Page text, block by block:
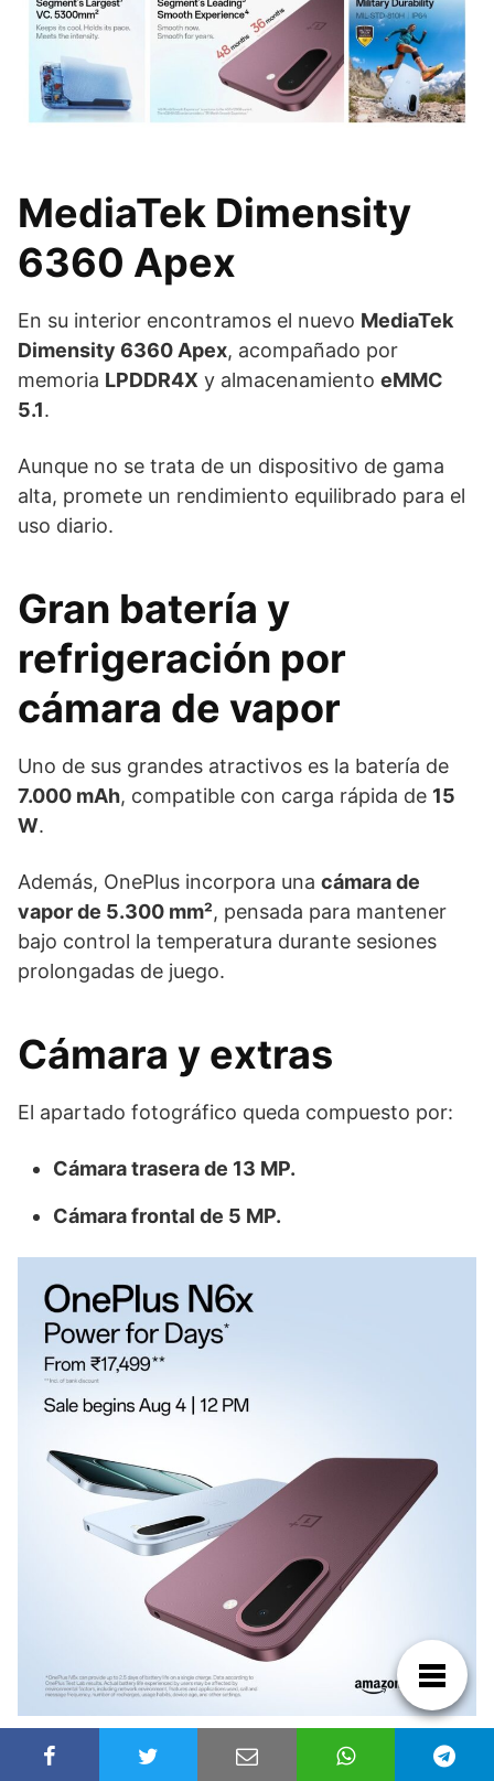
MediaTek Dimensity
6360 Apex
En su interior encontramos el nuevo MediaTek
Dimensity 6360 Apex, acompañado por
memoria LPDDR4X y almacenamiento eMMC
5.1.
Aunque no se trata de un dispositivo de gama
alta, promete un rendimiento equilibrado para el
uso diario.
Gran batería y
refrigeración por
cámara de vapor
Uno de sus grandes atractivos es la batería de
7.000 mAh, compatible con carga rápida de 15
W.
Además, OnePlus incorpora una cámara de
vapor de 5.300 mm², pensada para mantener
bajo control la temperatura durante sesiones
prolongadas de juego.
Cámara y extras
El apartado fotográfico queda compuesto por:
Cámara trasera de 13 MP.
Cámara frontal de 5 MP.
También incluye una serie de características muy